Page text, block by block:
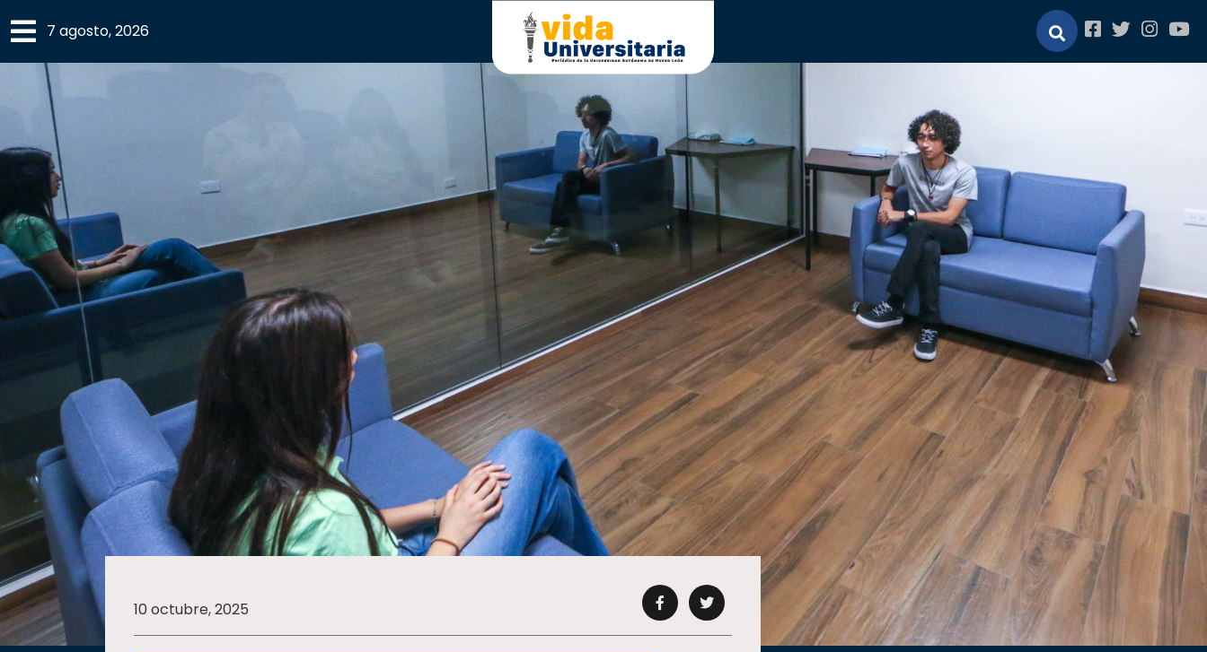
×
SECCIONES
ACADEMIA
CAMPUS
COMUNIDAD UANL
CULTURA
EXPERTOS
SALUD
SUSTENTABILIDAD
TEMAS
Oferta
educativa
7 agosto, 2026
10 octubre, 2025